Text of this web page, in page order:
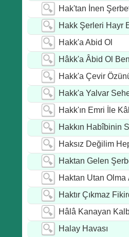
Hak'tan İnen
Hakk Şerleri Hayr
Hakk'a Abid Ol
Hâkk'a Âbid Ol
Hakk'a Çevir
Hakk'a Yalvar
Hakk'ın Emri İle
Hakkın Habîbinin
Haksız Değilim
Haktan Gelen
Haktan Utan Olma
Haktır Çıkmaz
Hâlâ Kanayan
Halay Havası